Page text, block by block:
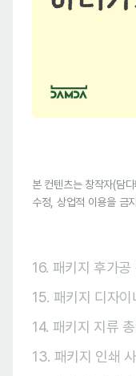
본 컨텐츠는 창작자(담
수정, 상업적 이용을 금
16. 패키지 후가공
15. 패키지 디자
14. 패키지 지류
13. 패키지 인쇄